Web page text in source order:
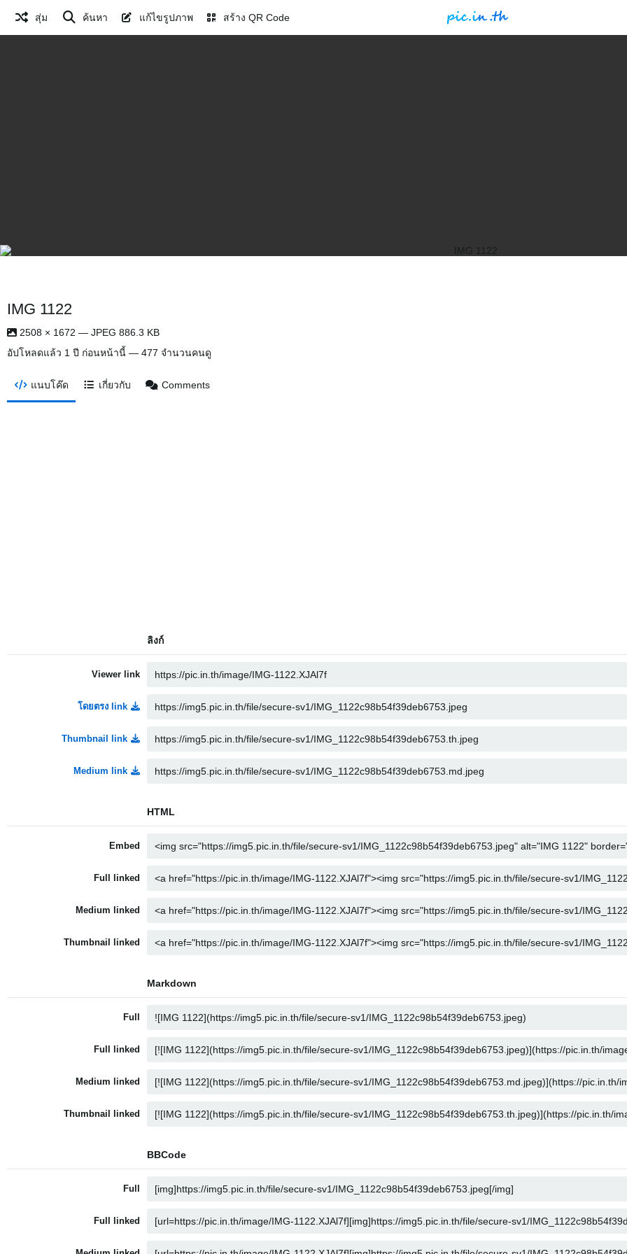
สุ่ม ค้นหา แก้ไขรูปภาพ สร้าง QR Code
IMG 1122
2508 × 1672 — JPEG 886.3 KB
อัปโหลดแล้ว 1 ปี ก่อนหน้านี้ — 477 จำนวนคนดู
แนบโค๊ด เกี่ยวกับ Comments
ลิงก์
Viewer link
โดยตรง link
Thumbnail link
Medium link
HTML
Embed
Full linked
Medium linked
Thumbnail linked
Markdown
Full
Full linked
Medium linked
Thumbnail linked
BBCode
Full
Full linked